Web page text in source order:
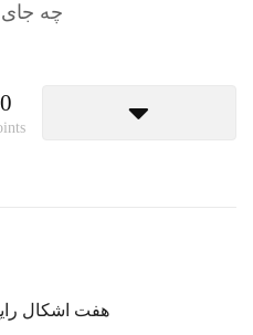
چه جای
0
هفت اشکال